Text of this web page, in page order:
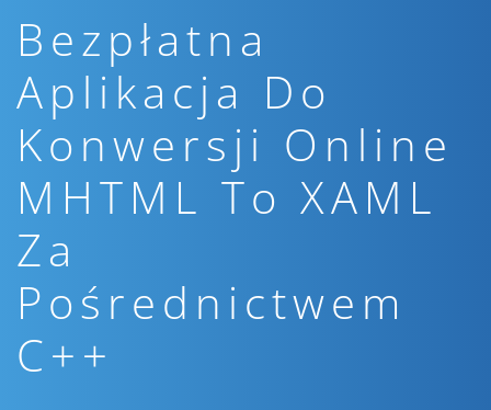
Bezpłatna
Aplikacja Do
Konwersji Online
MHTML To XAML
Za
Pośrednictwem
C++